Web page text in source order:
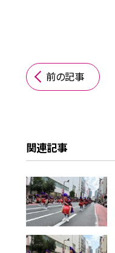
前の記事
関連記事